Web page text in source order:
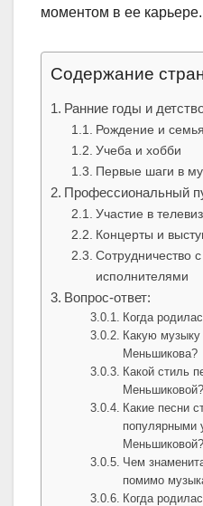
моментом в ее карьере.
Содержание
Ранние годы и
Рождение и семья
Учеба и хобби
Первые шаги в
Профессиональный
Участие в
Концерты и
Сотрудничество
исполнителями
Вопрос-ответ:
Когда
Какую музыку
Меньшикова?
Какой стиль
Меньшиковой?
Какие песни
популярными
Меньшиковой?
Чем
помимо
Когда